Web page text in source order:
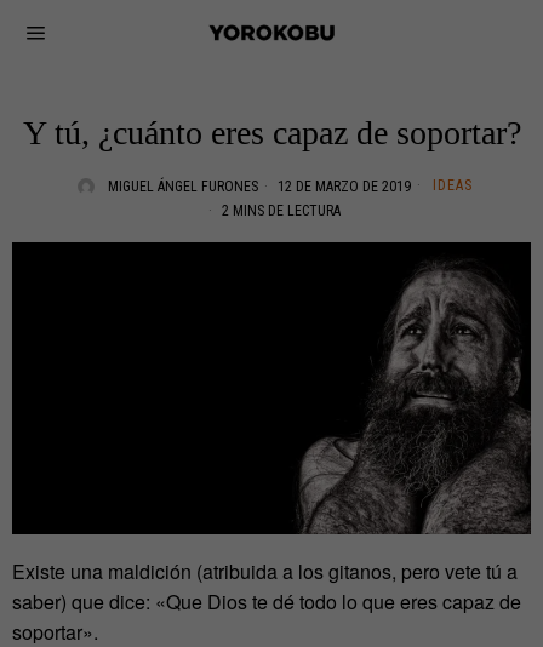
Y tú, ¿cuánto eres capaz de soportar?
MIGUEL ÁNGEL FURONES 12 DE MARZO DE 2019
IDEAS
2 MINS DE LECTURA
Existe una maldición (atribuida a los gitanos, pero vete tú a
saber) que dice: «Que Dios te dé todo lo que eres capaz de
soportar».